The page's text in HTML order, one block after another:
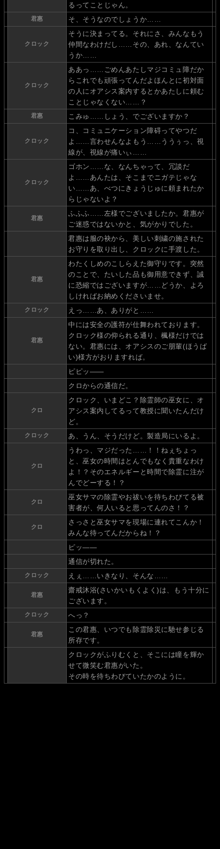
るってことじゃん。
君惠 そ、そうなのでしょうか……
クロック
そうに決まってる。それにさ、みんなもう
仲間なわけだし……その、あれ、なんてい
うか……
クロック
ああっ……ごめんあたしマジコミュ障だか
らこれでも頑張ってんだよほんとに初対面
の人にオアシス案内するとかあたしに頼む
ことじゃなくない……？
君惠 こみゅ……しょう、でございますか？
クロック
コ、コミュニケーション障碍ってやつだ
よ……言わせんなよもう……ううぅっ、視
線が、視線が痛いぃ……
クロック
ゴホン……な、なんちゃって、冗談だ
よ……あんたは、そこまでニガテじゃな
い……あ、べつにきょうじゅに頼まれたか
らじゃないよ？
君惠
ふふふ……左様でございましたか。君惠が
ご迷惑ではないかと、気がかりでした。
君惠は服の袂から、美しい刺繍の施された
お守りを取り出し、クロックに手渡した。
君惠
わたくしめのこしらえた御守りです。突然
のことで、たいした品も御用意できず、誠
に恐縮ではございますが……どうか、よろ
しければお納めくださいませ。
クロック えっ……あ、ありがと……
君惠
中には安全の護符が仕舞われております。
クロック様の仰られる通り、楓様だけでは
ない。君惠には、オアシスのご朋輩(ほうば
い)様方がおりますれば。
ピピッ――
クロからの通信だ。
クロ
クロック、いまどこ？除霊師の巫女に、オ
アシス案内してるって教授に聞いたんだけ
ど。
クロック あ、うん、そうだけど。製造局にいるよ。
クロ
うわっ、マジだった……！！ねぇちょっ
と、巫女の時間はとんでもなく貴重なわけ
よ！？そのエネルギーと時間で除霊に注が
んでどーする！？
クロ
巫女サマの除霊やお祓いを待ちわびてる被
害者が、何人いると思ってんのさ！？
クロ
さっさと巫女サマを現場に連れてこんか！
みんな待ってんだからね！？
ピッ――
通信が切れた。
クロック えぇ……いきなり、そんな……
君惠
齋戒沐浴(さいかいもくよく)は、もう十分に
ございます。
クロック へっ？
君惠
この君惠、いつでも除霊除災に馳せ参じる
所存です。
クロックがふりむくと、そこには瞳を輝か
せて微笑む君惠がいた。
その時を待ちわびていたかのように。